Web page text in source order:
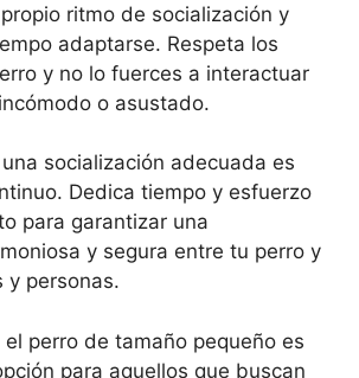
ritmo de socialización y
adaptarse. Respeta los
y no lo fuerces a interactuar
o asustado.
socialización adecuada es
Dedica tiempo y esfuerzo
para garantizar una
y segura entre tu perro y
y personas.
el perro de tamaño pequeño es
para aquellos que buscan